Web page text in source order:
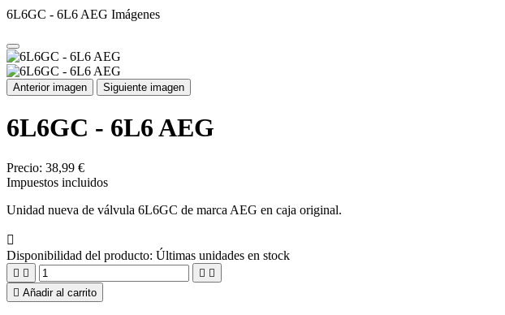
6L6GC - 6L6 AEG Imágenes
Anterior imagen Siguiente imagen
6L6GC - 6L6 AEG
Precio: 38,99 €
Impuestos incluidos
Unidad nueva de válvula 6L6GC de marca AEG en caja original.

Disponibilidad del producto: Últimas unidades en stock
   
 Añadir al carrito